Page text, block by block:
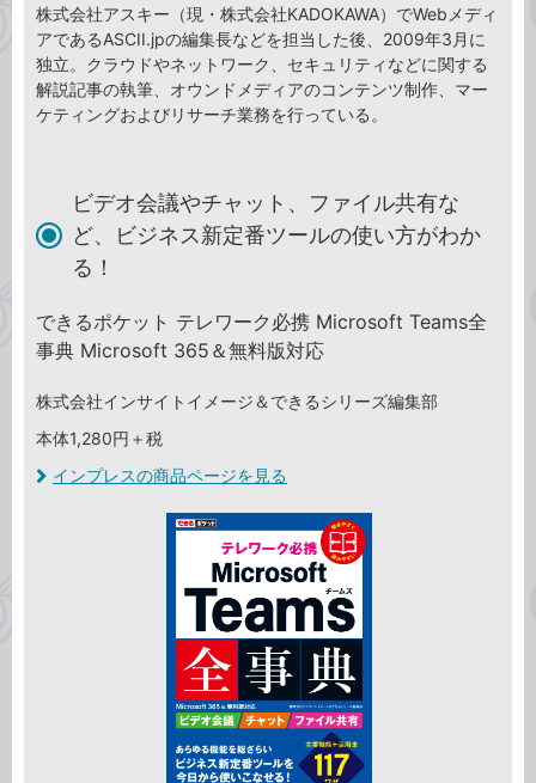
株式会社アスキー（現・株式会社KADOKAWA）でWebメディ
アであるASCII.jpの編集長などを担当した後、2009年3月に
独立。クラウドやネットワーク、セキュリティなどに関する
解説記事の執筆、オウンドメディアのコンテンツ制作、マー
ケティングおよびリサーチ業務を行っている。
ビデオ会議やチャット、ファイル共有な
ど、ビジネス新定番ツールの使い方がわか
る！
できるポケット テレワーク必携 Microsoft Teams全
事典 Microsoft 365＆無料版対応
株式会社インサイトイメージ＆できるシリーズ編集部
本体1,280円＋税
インプレスの商品ページを見る